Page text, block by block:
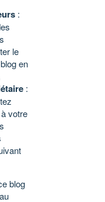
:
le
en
:
votre
blog